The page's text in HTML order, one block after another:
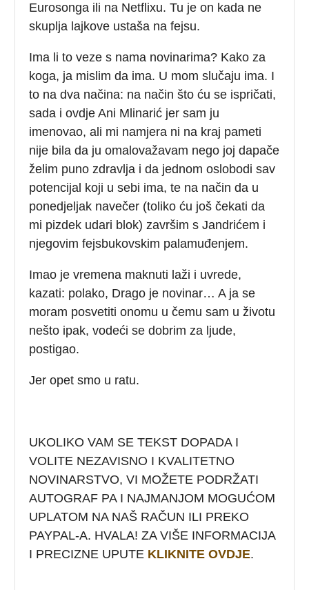
Eurosonga ili na Netflixu. Tu je on kada ne
skuplja lajkove ustaša na fejsu.
Ima li to veze s nama novinarima? Kako za
koga, ja mislim da ima. U mom slučaju ima. I
to na dva načina: na način što ću se ispričati,
sada i ovdje Ani Mlinarić jer sam ju
imenovao, ali mi namjera ni na kraj pameti
nije bila da ju omalovažavam nego joj dapače
želim puno zdravlja i da jednom oslobodi sav
potencijal koji u sebi ima, te na način da u
ponedjeljak navečer (toliko ću još čekati da
mi pizdek udari blok) završim s Jandrićem i
njegovim fejsbukovskim palamuđenjem.
Imao je vremena maknuti laži i uvrede,
kazati: polako, Drago je novinar… A ja se
moram posvetiti onomu u čemu sam u životu
nešto ipak, vodeći se dobrim za ljude,
postigao.
Jer opet smo u ratu.
UKOLIKO VAM SE TEKST DOPADA I
VOLITE NEZAVISNO I KVALITETNO
NOVINARSTVO, VI MOŽETE PODRŽATI
AUTOGRAF PA I NAJMANJOM MOGUĆOM
UPLATOM NA NAŠ RAČUN ILI PREKO
PAYPAL-A. HVALA! ZA VIŠE INFORMACIJA
I PRECIZNE UPUTE KLIKNITE OVDJE.